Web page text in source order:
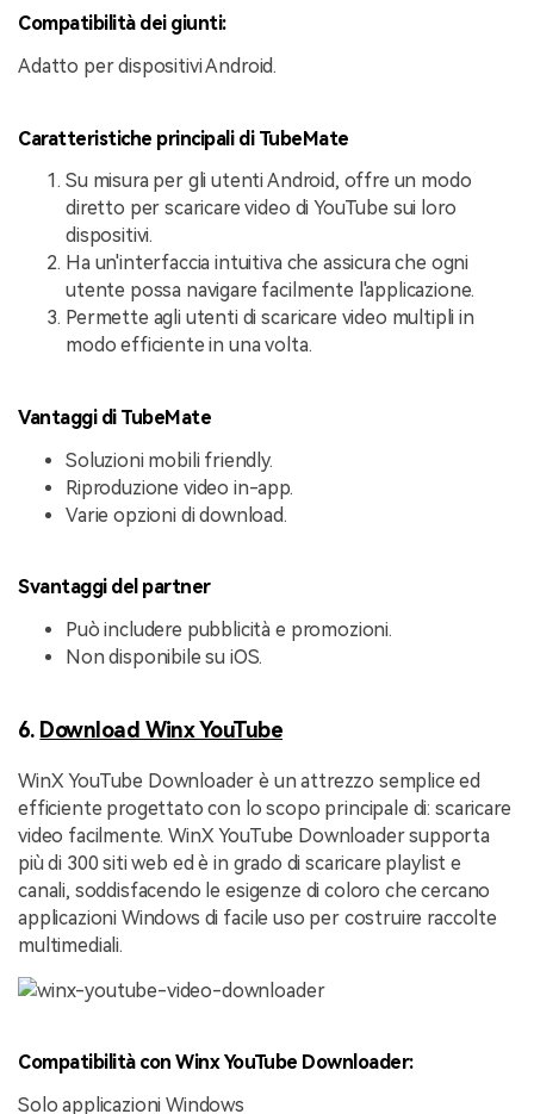
Compatibilità dei giunti:
Adatto per dispositivi Android.
Caratteristiche principali di TubeMate
Su misura per gli utenti Android, offre un modo
diretto per scaricare video di YouTube sui loro
dispositivi.
Ha un'interfaccia intuitiva che assicura che ogni
utente possa navigare facilmente l'applicazione.
Permette agli utenti di scaricare video multipli in
modo efficiente in una volta.
Vantaggi di TubeMate
Soluzioni mobili friendly.
Riproduzione video in-app.
Varie opzioni di download.
Svantaggi del partner
Può includere pubblicità e promozioni.
Non disponibile su iOS.
6. Download Winx YouTube
WinX YouTube Downloader è un attrezzo semplice ed
efficiente progettato con lo scopo principale di: scaricare
video facilmente. WinX YouTube Downloader supporta
più di 300 siti web ed è in grado di scaricare playlist e
canali, soddisfacendo le esigenze di coloro che cercano
applicazioni Windows di facile uso per costruire raccolte
multimediali.
Compatibilità con Winx YouTube Downloader:
Solo applicazioni Windows